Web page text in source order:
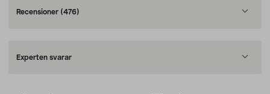
Recensioner (476)
Experten svarar